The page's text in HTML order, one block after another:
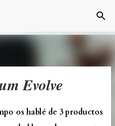
Evolve
os hablé de 3 productos